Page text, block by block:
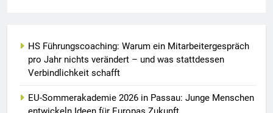
HS Führungscoaching: Warum ein Mitarbeitergespräch
pro Jahr nichts verändert – und was stattdessen
Verbindlichkeit schafft
EU-Sommerakademie 2026 in Passau: Junge Menschen